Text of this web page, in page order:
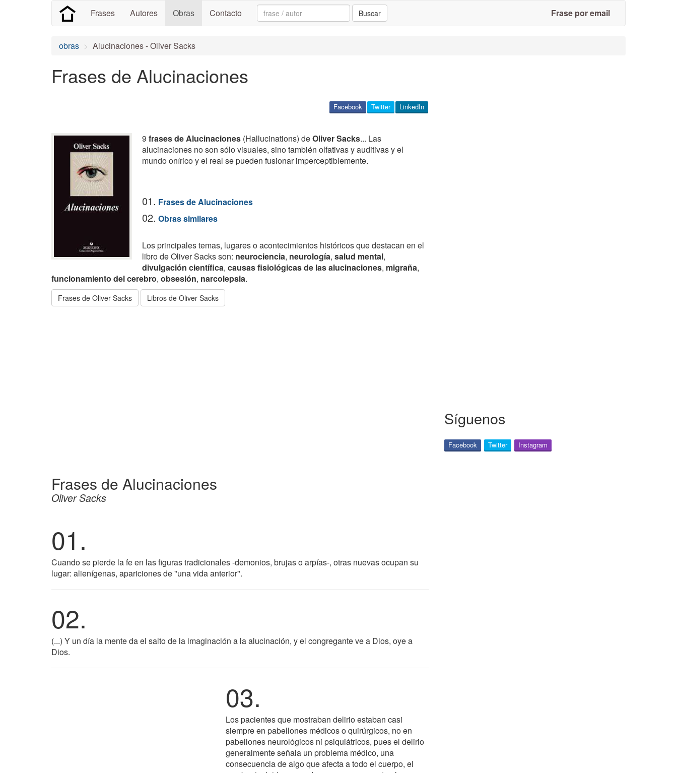
Frases Autores Obras Contacto Search: Buscar Frase por email
obras Alucinaciones - Oliver Sacks
Frases de Alucinaciones
LinkedIn
Twitter
Facebook
9 frases de Alucinaciones (Hallucinations) deOliver Sacks... Las
alucinaciones no son sólo visuales, sino también olfativas y auditivas y el
mundo onírico y el real se pueden fusionar imperceptiblemente.
01. Frases de Alucinaciones
02. Obras similares
Los principales temas, lugares o acontecimientos históricos que destacan en el
libro de Oliver Sacks son: neurociencia, neurología, salud mental,
divulgación científica, causas fisiológicas de las alucinaciones, migraña,
funcionamiento del cerebro, obsesión, narcolepsia.
Frases de Oliver Sacks Libros de Oliver Sacks
Frases de Alucinaciones
Oliver Sacks
01.
Cuando se pierde la fe en las figuras tradicionales -demonios, brujas o arpías-, otras nuevas ocupan su
lugar: alienígenas, apariciones de "una vida anterior".
02.
(...) Y un día la mente da el salto de la imaginación a la alucinación, y el congregante ve a Dios, oye a
Dios.
03.
Los pacientes que mostraban delirio estaban casi
siempre en pabellones médicos o quirúrgicos, no en
pabellones neurológicos ni psiquiátricos, pues el delirio
generalmente señala un problema médico, una
consecuencia de algo que afecta a todo el cuerpo, el
Síguenos
Facebook Twitter Instagram